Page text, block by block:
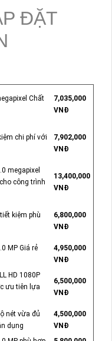
ĐẶT
Chất
7,035,000
VNĐ
chi phí với
7,902,000
VNĐ
megapixel
công trình
13,400,000
VNĐ
kiệm phù
6,800,000
VNĐ
MP Giá rẻ
4,950,000
VNĐ
HD 1080P
ưu tiên lựa
6,500,000
VNĐ
nét vừa đủ
dụng
4,500,000
VNĐ